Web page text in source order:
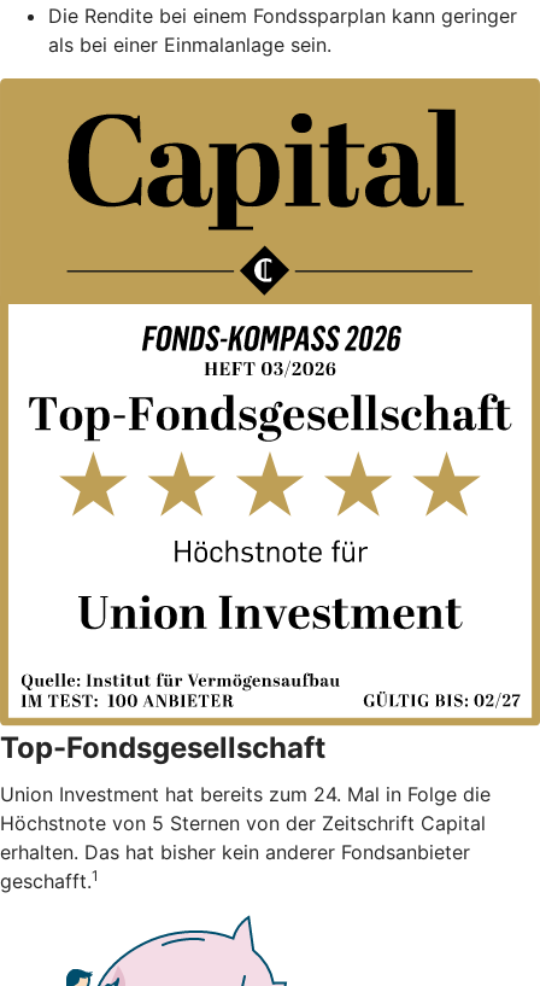
Die Rendite bei einem Fondssparplan kann geringer
als bei einer Einmalanlage sein.
Top-Fondsgesellschaft
Union Investment hat bereits zum 24. Mal in Folge die
Höchstnote von 5 Sternen von der Zeitschrift Capital
erhalten. Das hat bisher kein anderer Fondsanbieter
geschafft.1